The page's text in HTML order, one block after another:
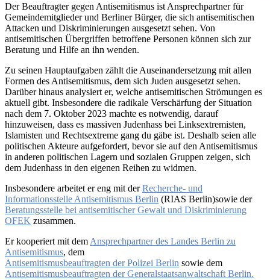
Der Beauftragter gegen Antisemitismus ist Ansprechpartner für
Gemeindemitglieder und Berliner Bürger, die sich antisemitischen
Attacken und Diskriminierungen ausgesetzt sehen. Von
antisemitischen Übergriffen betroffene Personen können sich zur
Beratung und Hilfe an ihn wenden.
Zu seinen Hauptaufgaben zählt die Auseinandersetzung mit allen
Formen des Antisemitismus, dem sich Juden ausgesetzt sehen.
Darüber hinaus analysiert er, welche antisemitischen Strömungen es
aktuell gibt. Insbesondere die radikale Verschärfung der Situation
nach dem 7. Oktober 2023 machte es notwendig, darauf
hinzuweisen, dass es massiven Judenhass bei Linksextremisten,
Islamisten und Rechtsextreme gang du gäbe ist. Deshalb seien alle
politischen Akteure aufgefordert, bevor sie auf den Antisemitismus
in anderen politischen Lagern und sozialen Gruppen zeigen, sich
dem Judenhass in den eigenen Reihen zu widmen.
Insbesondere arbeitet er eng mit derRecherche- und
Informationsstelle Antisemitismus Berlin (RIAS Berlin)sowie der
Beratungsstelle bei antisemitischer Gewalt und Diskriminierung
OFEK zusammen.
Er kooperiert mit dem Ansprechpartner des Landes Berlin zu
Antisemitismus, dem
Antisemitismusbeauftragten der Polizei Berlin sowie dem
Antisemitismusbeauftragten der Generalstaatsanwaltschaft Berlin.